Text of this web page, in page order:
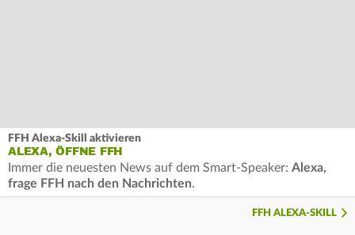
FFH Alexa-Skill aktivieren
ALEXA, ÖFFNE FFH
Immer die neuesten News auf dem Smart-Speaker: Alexa,
frage FFH nach den Nachrichten.
FFH ALEXA-SKILL